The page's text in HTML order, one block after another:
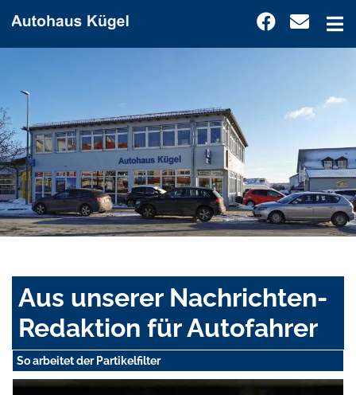
Aus unserer Nachrichten-
Redaktion für Autofahrer
So arbeitet der Partikelfilter